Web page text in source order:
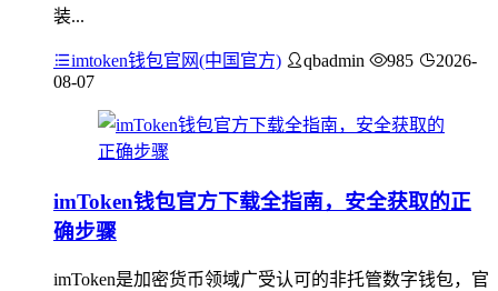
装...
imtoken钱包官网(中国官方) qbadmin 985
2026-
08-07
imToken钱包官方下载全指南，安全获取的正
确步骤
imToken是加密货币领域广受认可的非托管数字钱包，官